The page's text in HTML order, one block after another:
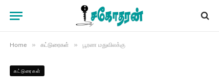
Home » கட்டுரைகள் » பூரண மதுவிலக்கு
கட்டுரைகள்